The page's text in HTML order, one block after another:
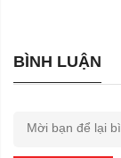
BÌNH LUẬN